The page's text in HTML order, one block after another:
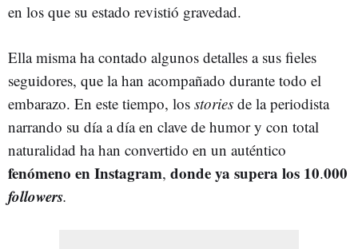
en los que su estado revistió gravedad.
Ella misma ha contado algunos detalles a sus fieles
seguidores, que la han acompañado durante todo el
embarazo. En este tiempo, los stories de la periodista
narrando su día a día en clave de humor y con total
naturalidad ha han convertido en un auténtico
fenómeno en Instagram, donde ya supera los 10.000
followers.